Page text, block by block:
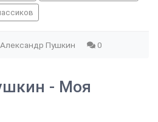
Александр Пушкин 0
- Моя